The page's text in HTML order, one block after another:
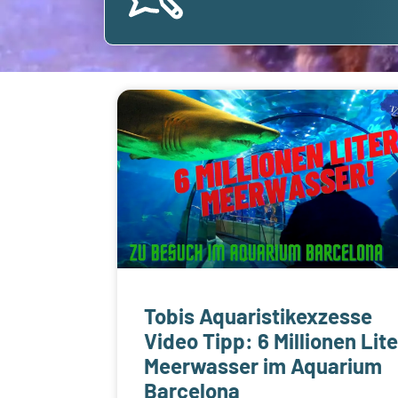
Tobis Aquaristikexzesse
Video Tipp: 6 Millionen
Meerwasser im Aquarium
Barcelona